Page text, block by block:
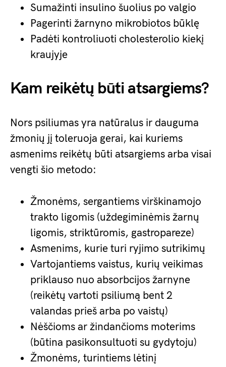
Sumažinti insulino šuolius po valgio
Pagerinti žarnyno mikrobiotos būklę
Padėti kontroliuoti cholesterolio kiekį
kraujyje
Kam reikėtų būti atsargiems?
Nors psiliumas yra natūralus ir dauguma
žmonių jį toleruoja gerai, kai kuriems
asmenims reikėtų būti atsargiems arba visai
vengti šio metodo:
Žmonėms, sergantiems virškinamojo
trakto ligomis (uždegiminėmis žarnų
ligomis, striktūromis, gastropareze)
Asmenims, kurie turi ryjimo sutrikimų
Vartojantiems vaistus, kurių veikimas
priklauso nuo absorbcijos žarnyne
(reikėtų vartoti psiliumą bent 2
valandas prieš arba po vaistų)
Nėščioms ar žindančioms moterims
(būtina pasikonsultuoti su gydytoju)
Žmonėms, turintiems lėtinį